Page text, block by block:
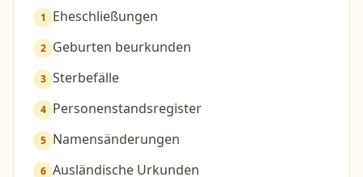
1 Eheschließungen
2 Geburten beurkunden
3 Sterbefälle
4 Personenstandsregister
5 Namensänderungen
6 Ausländische Urkunden